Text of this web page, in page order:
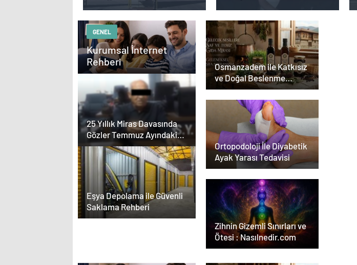
GENEL
Kurumsal İnternet
Rehberi
25 Yıllık Miras Davasında
Gözler Temmuz Ayındaki
Karar Duruşmasına Çevrildi
Eşya Depolama ile Güvenli
Saklama Rehberi
Osmanzadem ile Katkısız
ve Doğal Beslenme
Dönemi
Ortopodoloji İle Diyabetik
Ayak Yarası Tedavisi
Zihnin Gizemli Sınırları ve
Ötesi : Nasılnedir.com